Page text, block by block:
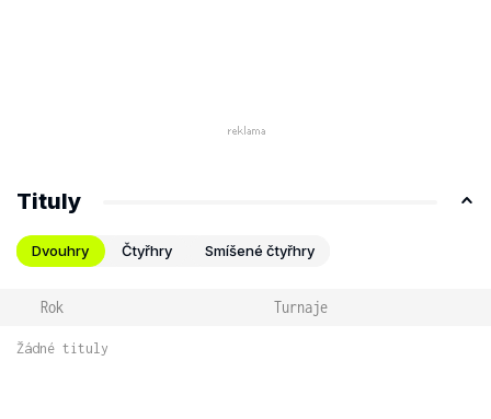
Tituly
Dvouhry Čtyřhry Smíšené čtyřhry
Rok Turnaje
Žádné tituly